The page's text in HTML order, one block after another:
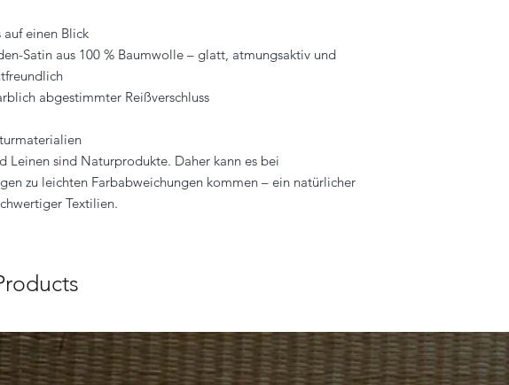
einen Blick
Satin aus 100 % Baumwolle – glatt, atmungsaktiv und
abgestimmter Reißverschluss
Leinen sind Naturprodukte. Daher kann es bei
zu leichten Farbabweichungen kommen – ein natürlicher
Textilien.